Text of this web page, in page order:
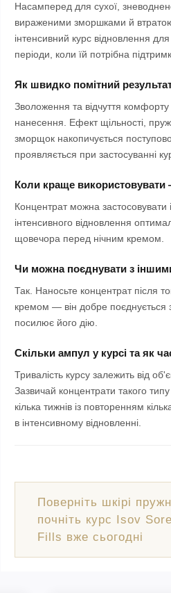
Насамперед для сухої,
вираженими зморшками й втратою
інтенсивний курс відновлення
періоди, коли їй потрібна
Як швидко помітний
Зволоження та відчуття комфорту
нанесення. Ефект щільності,
зморщок накопичується
проявляється при застосуванні
Коли краще використовувати
Концентрат можна застосовувати
інтенсивного відновлення
щовечора перед нічним кремом.
Чи можна поєднувати з
Так. Наносьте концентрат після
кремом — він добре поєднується
посилює його дію.
Скільки ампул у курсі та як
Тривалість курсу залежить від
Зазвичай концентрати такого
кілька тижнів із повторенням
в інтенсивному відновленні.
Поверніть шкірі
почніть курс Isov
Fills вже сьогодні